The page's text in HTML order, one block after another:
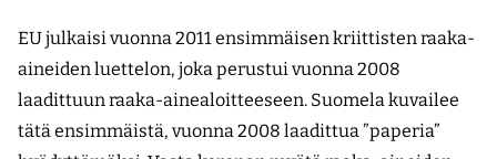
EU julkaisi vuonna 2011 ensimmäisen kriittisten raaka-
aineiden luettelon, joka perustui vuonna 2008
laadittuun raaka-ainealoitteeseen. Suomela kuvailee
tätä ensimmäistä, vuonna 2008 laadittua ”paperia”